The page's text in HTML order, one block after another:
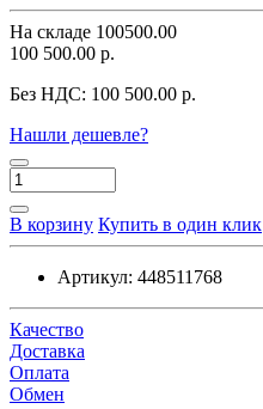
На складе 100500.00
100 500.00 р.
Без НДС: 100 500.00 р.
Нашли дешевле?
В корзину Купить в один клик
Артикул: 448511768
Качество
Доставка
Оплата
Обмен